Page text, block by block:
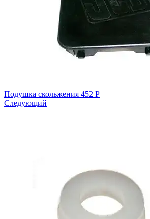
Подушка скольжения 452 Р
Следующий